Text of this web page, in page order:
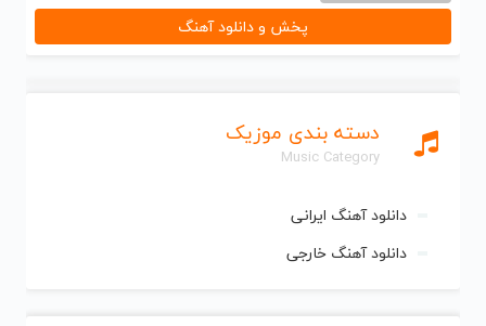
دسته بندی موزیک
Music Category
دانلود آهنگ ایرانی
دانلود آهنگ خارجی
پخش و دانلود آهنگ